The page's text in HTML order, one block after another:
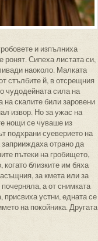
и изпълниха
ронят. Сипеха листата си,
наоколо. Малката
стълбите й, в отсрещния
чудодейната сила на
на скалите били заровени
извор. Но за ужас на
нощи се чуваше из
подхрани суеверието на
отрано да
пътеки на гробището,
близките им бяха
за кмета или за
а от снимката
устни, едната се
на покойника. Другата